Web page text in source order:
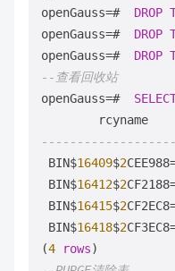
openGauss=# DROP
openGauss=# DROP
openGauss=# DROP
--查看回收站
openGauss=#
BIN$16409$2CEE988
BIN$16412$2CF2188
BIN$16415$2CF2EC8
BIN$16418$2CF3EC8
(4 rows